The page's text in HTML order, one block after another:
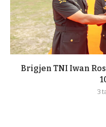
Brigjen TNI Iwan
3